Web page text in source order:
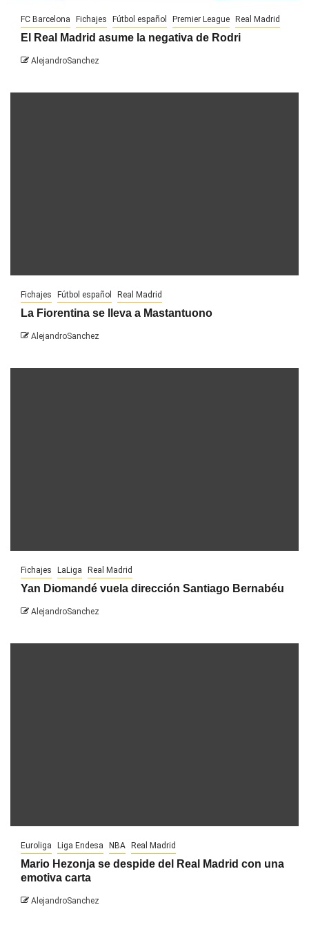
FC Barcelona Fichajes Fútbol español Premier League Real Madrid
El Real Madrid asume la negativa de Rodri
AlejandroSanchez
Fichajes Fútbol español Real Madrid
La Fiorentina se lleva a Mastantuono
AlejandroSanchez
Fichajes LaLiga Real Madrid
Yan Diomandé vuela dirección Santiago Bernabéu
AlejandroSanchez
Euroliga Liga Endesa NBA Real Madrid
Mario Hezonja se despide del Real Madrid con una
emotiva carta
AlejandroSanchez